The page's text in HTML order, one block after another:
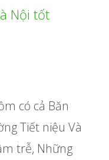
Nội tốt
có cả Băn
Tiết niệu Và
trễ, Những